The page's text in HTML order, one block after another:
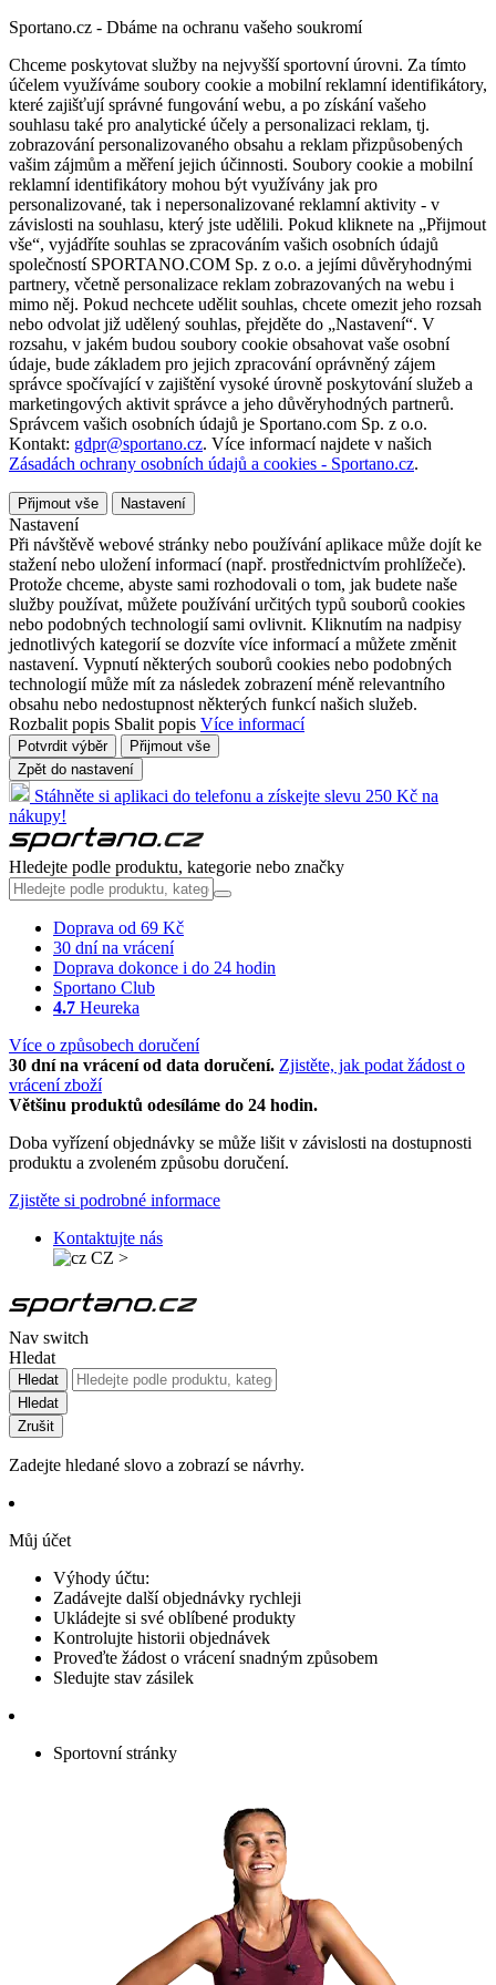
Sportano.cz - Dbáme na ochranu vašeho soukromí
Chceme poskytovat služby na nejvyšší sportovní úrovni. Za tímto
účelem využíváme soubory cookie a mobilní reklamní identifikátory,
které zajišťují správné fungování webu, a po získání vašeho
souhlasu také pro analytické účely a personalizaci reklam, tj.
zobrazování personalizovaného obsahu a reklam přizpůsobených
vašim zájmům a měření jejich účinnosti. Soubory cookie a mobilní
reklamní identifikátory mohou být využívány jak pro
personalizované, tak i nepersonalizované reklamní aktivity - v
závislosti na souhlasu, který jste udělili. Pokud kliknete na „Přijmout
vše“, vyjádříte souhlas se zpracováním vašich osobních údajů
společností SPORTANO.COM Sp. z o.o. a jejími důvěryhodnými
partnery, včetně personalizace reklam zobrazovaných na webu i
mimo něj. Pokud nechcete udělit souhlas, chcete omezit jeho rozsah
nebo odvolat již udělený souhlas, přejděte do „Nastavení“. V
rozsahu, v jakém budou soubory cookie obsahovat vaše osobní
údaje, bude základem pro jejich zpracování oprávněný zájem
správce spočívající v zajištění vysoké úrovně poskytování služeb a
marketingových aktivit správce a jeho důvěryhodných partnerů.
Správcem vašich osobních údajů je Sportano.com Sp. z o.o.
Kontakt: gdpr@sportano.cz. Více informací najdete v našich
Zásadách ochrany osobních údajů a cookies - Sportano.cz.
Přijmout vše Nastavení
Nastavení
Při návštěvě webové stránky nebo používání aplikace může dojít ke
stažení nebo uložení informací (např. prostřednictvím prohlížeče).
Protože chceme, abyste sami rozhodovali o tom, jak budete naše
služby používat, můžete používání určitých typů souborů cookies
nebo podobných technologií sami ovlivnit. Kliknutím na nadpisy
jednotlivých kategorií se dozvíte více informací a můžete změnit
nastavení. Vypnutí některých souborů cookies nebo podobných
technologií může mít za následek zobrazení méně relevantního
obsahu nebo nedostupnost některých funkcí našich služeb.
Rozbalit popis Sbalit popis Více informací
Potvrdit výběr
Přijmout vše
Zpět do nastavení
Stáhněte si aplikaci do telefonu a získejte slevu 250 Kč na
nákupy!
Hledejte podle produktu, kategorie nebo značky
Doprava od 69 Kč
30 dní na vrácení
Doprava dokonce i do 24 hodin
Sportano Club
4.7 Heureka
Více o způsobech doručení
30 dní na vrácení od data doručení. Zjistěte, jak podat žádost o
vrácení zboží
Většinu produktů odesíláme do 24 hodin.
Doba vyřízení objednávky se může lišit v závislosti na dostupnosti
produktu a zvoleném způsobu doručení.
Zjistěte si podrobné informace
Kontaktujte nás
CZ >
Nav switch
Hledat
Hledat
Hledat
Zrušit
Zadejte hledané slovo a zobrazí se návrhy.
Můj účet
Výhody účtu:
Zadávejte další objednávky rychleji
Ukládejte si své oblíbené produkty
Kontrolujte historii objednávek
Proveďte žádost o vrácení snadným způsobem
Sledujte stav zásilek
Sportovní stránky